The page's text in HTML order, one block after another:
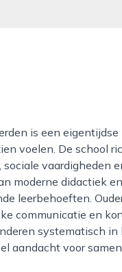
voelen. De school
vaardigheden
moderne didactiek
leerbehoeften.
communicatie en
systematisch
aandacht voor